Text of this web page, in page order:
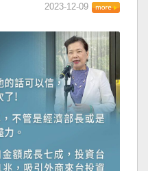
2023-12-09